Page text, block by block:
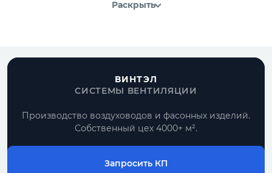
Раскрыть
ВИНТЭЛ
СИСТЕМЫ ВЕНТИЛЯЦИИ
Производство воздуховодов и фасонных изделий.
Собственный цех 4000+ м².
Запросить КП